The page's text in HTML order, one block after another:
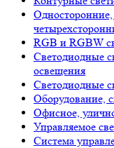
Односторонние,
RGB и RGBW
Светодиодные
освещения
Светодиодные
Оборудование,
Офисное,
Управляемое
Система